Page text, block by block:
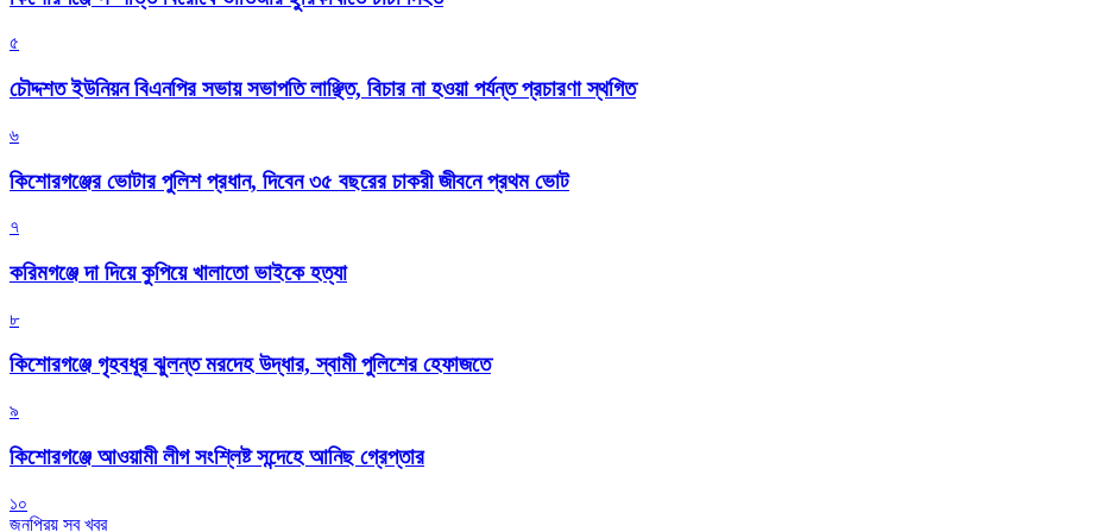
৫
চৌদ্দশত ইউনিয়ন বিএনপির সভায় সভাপতি লাঞ্ছিত, বিচার না হওয়া পর্যন্ত প্রচারণা স্থগিত
৬
কিশোরগঞ্জের ভোটার পুলিশ প্রধান, দিবেন ৩৫ বছরের চাকরী জীবনে প্রথম ভোট
৭
করিমগঞ্জে দা দিয়ে কুপিয়ে খালাতো ভাইকে হত্যা
৮
কিশোরগঞ্জে গৃহবধূর ঝুলন্ত মরদেহ উদ্ধার, স্বামী পুলিশের হেফাজতে
৯
কিশোরগঞ্জে আওয়ামী লীগ সংশ্লিষ্ট সন্দেহে আনিছ গ্রেপ্তার
১০
জনপ্রিয় সব খবর